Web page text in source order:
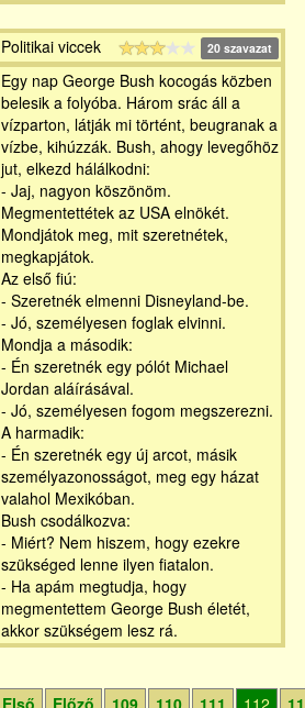
Politikai viccek 20 szavazat
Egy nap George Bush kocogás közben
belesik a folyóba. Három srác áll a
vízparton, látják mi történt, beugranak a
vízbe, kihúzzák. Bush, ahogy levegőhöz
jut, elkezd hálálkodni:
- Jaj, nagyon köszönöm.
Megmentettétek az USA elnökét.
Mondjátok meg, mit szeretnétek,
megkapjátok.
Az első fiú:
- Szeretnék elmenni Disneyland-be.
- Jó, személyesen foglak elvinni.
Mondja a második:
- Én szeretnék egy pólót Michael
Jordan aláírásával.
- Jó, személyesen fogom megszerezni.
A harmadik:
- Én szeretnék egy új arcot, másik
személyazonosságot, meg egy házat
valahol Mexikóban.
Bush csodálkozva:
- Miért? Nem hiszem, hogy ezekre
szükséged lenne ilyen fiatalon.
- Ha apám megtudja, hogy
megmentettem George Bush életét,
akkor szükségem lesz rá.
Első Előző 109 110 111 112